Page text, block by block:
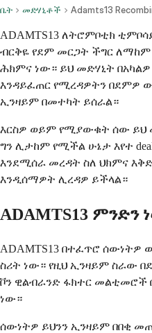
ቤት መድሃኒቶች
ADAMTS13 ለትሮምቦቲክ
ብርቅዬ የደም መርጋት ችግር ለማከም
ሕክምና ነው። ይህ መድሃኒት
እንዳይፈጠር የሚረዳዎትን በደምዎ
ኢንዛይም በመተካት ይሰራል።
እርስዎ ወይም የሚያውቁት ሰው ይህ
ግን ሊታከም የሚችል ሁኔታ እየተ
እንደሚሰራ መረዳት ስለ ህክምና
እንዲሰማዎት ሊረዳዎ ይችላል።
ADAMTS13 ምንድን
ADAMTS13 በተፈጥሮ ሰውነትዎ
ስሪት ነው። የዚህ ኢንዛይም ስራው
ቮን ዊልብራንድ ፋክተር መልቲመሮች
ነው።
ሰውነትዎ ይህንን ኢንዛይም በበቂ